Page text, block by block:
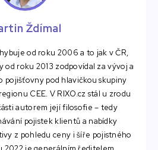
Ždímal
od roku 2006 a to jak v ČR,
od roku 2013 zodpovídal za vývoj a
pojišťovny pod hlavičkou skupiny
CEE. V RIXO.cz stál u zrodu
autorem její filosofie – tedy
pojistek klientů a nabídky
z pohledu ceny i šíře pojistného